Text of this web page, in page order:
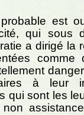
est
qui sous
a dirigé la
comme
à leur
qui sont les